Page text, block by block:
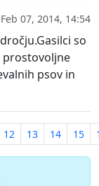
Feb 07, 2014, 14:54
so
prostovoljne
psov in
12 13 14 15